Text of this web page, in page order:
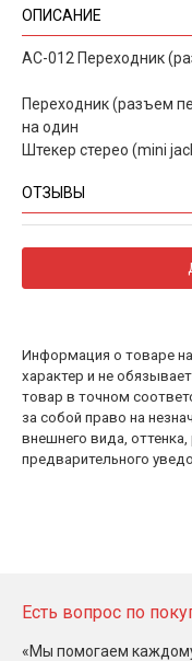
ОПИСАНИЕ
AC-012 Переходник
Переходник (разъем
на один
Штекер стерео (mini
ОТЗЫВЫ
Информация о товаре
характер и не
товар в точном
за собой право на
внешнего вида, оттенка,
предварительного
Есть вопрос по
«Мы помогаем